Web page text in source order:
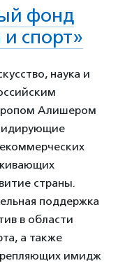
фонд
и спорт»
наука и
Алишером
страны.
поддержка
в области
а также
имидж